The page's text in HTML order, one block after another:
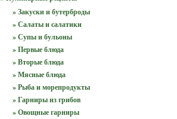
» Закуски и бутерброды
» Салаты и салатики
» Супы и бульоны
» Первые блюда
» Вторые блюда
» Мясные блюда
» Рыба и морепродукты
» Гарниры из грибов
» Овощные гарниры